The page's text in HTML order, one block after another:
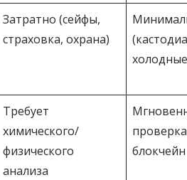
Затратно (сейфы,
страховка, охрана)
Требует
химического/
физического
анализа
блокчейн